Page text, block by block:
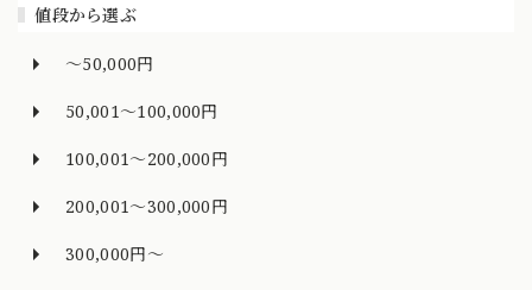
値段から選ぶ
～50,000円
50,001～100,000円
100,001～200,000円
200,001～300,000円
300,000円～